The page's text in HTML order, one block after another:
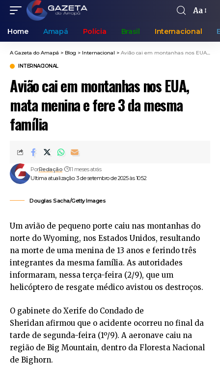
Aa
Home Amapá Polícia Brasil Internacional
A Gazeta do Amapá > Blog > Internacional > Avião cai em montanhas nos EUA, mata menina e fere 3 da mesma família
INTERNACIONAL
Avião cai em montanhas nos EUA,
mata menina e fere 3 da mesma
família
Ultima atualização: 3 de setembro de 2025 às 10:52
PorRedação 11 meses atrás
Douglas Sacha/Getty Images
Um avião de pequeno porte caiu nas montanhas do
norte do Wyoming, nos Estados Unidos, resultando
na morte de uma menina de 13 anos e ferindo três
integrantes da mesma família. As autoridades
informaram, nessa terça-feira (2/9), que um
helicóptero de resgate médico avistou os destroços.
O gabinete do Xerife do Condado de
Sheridan afirmou que o acidente ocorreu no final da
tarde de segunda-feira (1º/9). A aeronave caiu na
região de Big Mountain, dentro da Floresta Nacional
de Bighorn.